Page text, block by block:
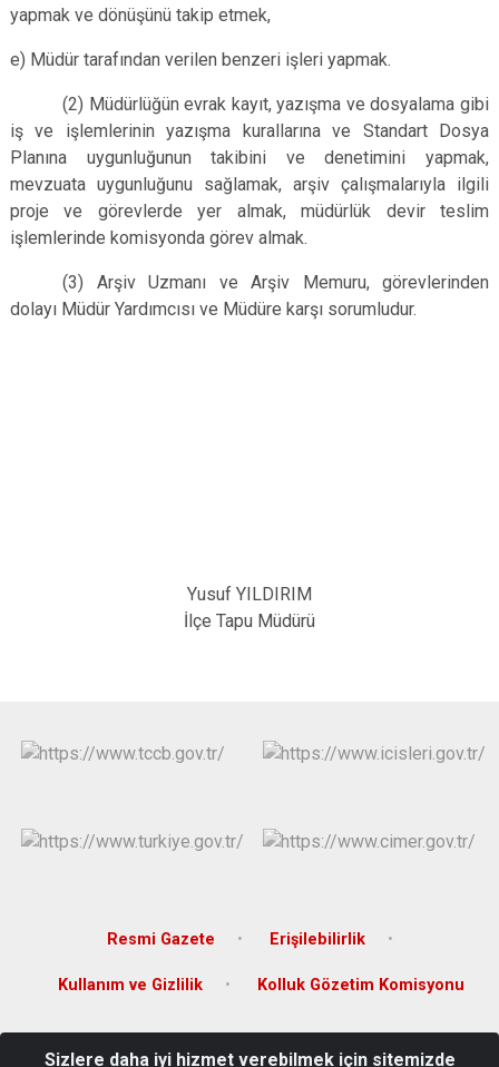
yapmak ve dönüşünü takip etmek,
e) Müdür tarafından verilen benzeri işleri yapmak.
(2) Müdürlüğün evrak kayıt, yazışma ve dosyalama gibi
iş ve işlemlerinin yazışma kurallarına ve Standart Dosya
Planına uygunluğunun takibini ve denetimini yapmak,
mevzuata uygunluğunu sağlamak, arşiv çalışmalarıyla ilgili
proje ve görevlerde yer almak, müdürlük devir teslim
işlemlerinde komisyonda görev almak.
(3) Arşiv Uzmanı ve Arşiv Memuru, görevlerinden
dolayı Müdür Yardımcısı ve Müdüre karşı sorumludur.
Yusuf YILDIRIM
İlçe Tapu Müdürü
Resmi Gazete Erişilebilirlik
Kullanım ve Gizlilik Kolluk Gözetim Komisyonu
Sizlere daha iyi hizmet verebilmek için sitemizde